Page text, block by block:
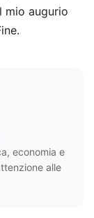
mio augurio
economia e
alle